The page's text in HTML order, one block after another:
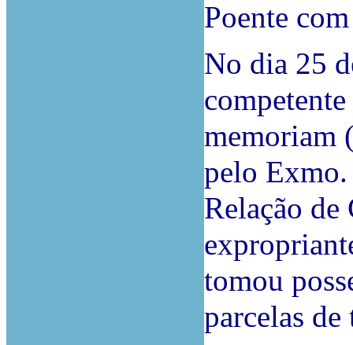
Poente
No dia 25
memoriam
pelo
Relação de
tomou
parcelas